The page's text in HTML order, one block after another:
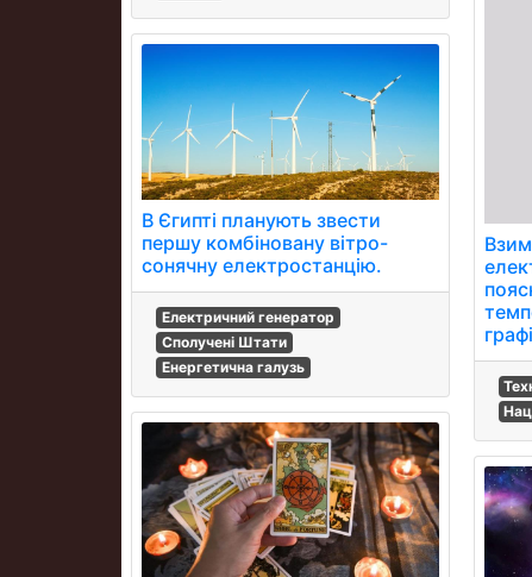
В Єгипті планують звести
першу комбіновану вітро-
сонячну електростанцію.
Електричний генератор
Сполучені Штати
Енергетична галузь